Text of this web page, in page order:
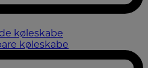
køleskabe
køleskabe